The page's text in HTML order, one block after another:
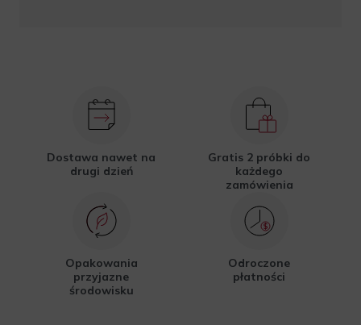
Dostawa nawet na
drugi dzień
Gratis 2 próbki do
każdego
zamówienia
Opakowania
przyjazne
środowisku
Odroczone
płatności